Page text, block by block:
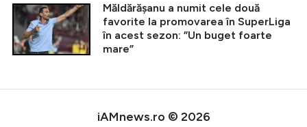
Măldărășanu a numit cele două
favorite la promovarea în SuperLiga
în acest sezon: ”Un buget foarte
mare”
iAMnews.ro © 2026